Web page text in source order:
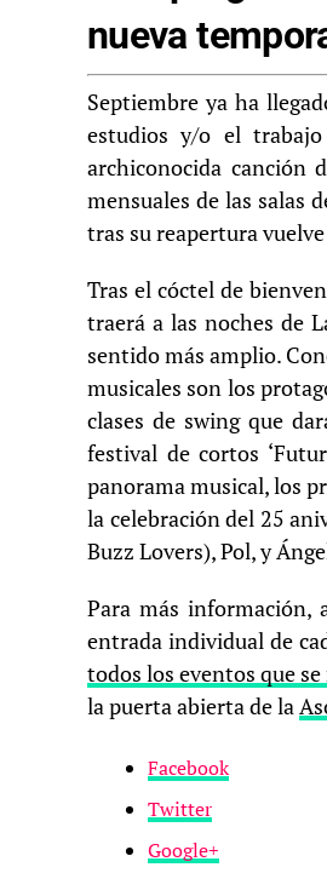
nueva
Septiembre ya ha
estudios y/o el trabajo
archiconocida canción
mensuales de las salas
tras su reapertura
Tras el cóctel de
traerá a las noches de
sentido más amplio.
musicales son los
clases de swing que
festival de cortos
panorama musical, los
la celebración del 25
Buzz Lovers), Pol, y
Para más información,
entrada individual de
todos los eventos que
la puerta abierta de la
Facebook
Twitter
Google+